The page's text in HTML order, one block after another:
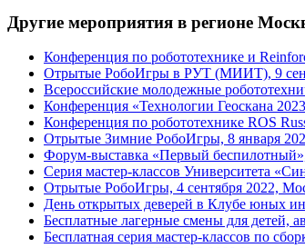
Другие мероприятия в регионе
Конференция по робототехнике и
Отрытые РобоИгры в РУТ (МИИТ), 9
Всероссийские молодежные
Конференция «Технологии Геоскана
Конференция по робототехнике ROS
Отрытые Зимние РобоИгры, 8 января
Форум-выставка «Первый
Серия мастер-классов Университета
Отрытые РобоИгры, 4 сентября 2022,
День открытых деверей в Клубе юных
Бесплатные лагерные смены для детей,
Бесплатная серия мастер-классов по